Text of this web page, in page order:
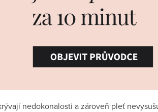
nedokonalosti a zároveň pleť